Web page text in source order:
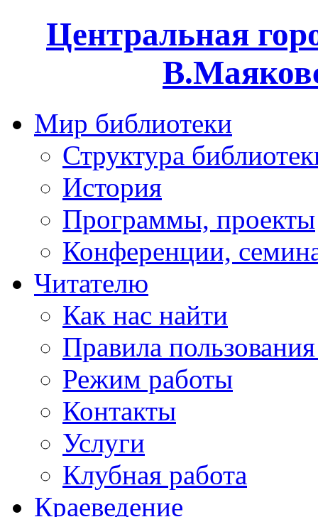
Центральная
Мир библиотеки
Структура
История
Программы, проекты
Конференции,
Читателю
Как нас найти
Правила
Режим работы
Контакты
Услуги
Клубная работа
Краеведение